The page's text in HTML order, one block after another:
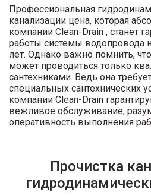
Профессиональная
канализации цена, которая
компании Clean-Drain , станет
работы системы водопровода
лет. Однако важно помнить,
может проводиться только
сантехниками. Ведь она
специальных сантехнических
компании Clean-Drain
вежливое обслуживание,
оперативность выполнения
Прочистка